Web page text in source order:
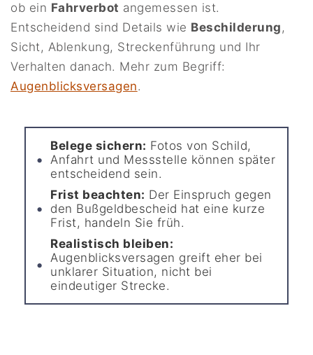
ob ein Fahrverbot angemessen ist.
Entscheidend sind Details wie Beschilderung,
Sicht, Ablenkung, Streckenführung und Ihr
Verhalten danach. Mehr zum Begriff:
Augenblicksversagen.
Belege sichern: Fotos von Schild,
Anfahrt und Messstelle können später
entscheidend sein.
Frist beachten: Der Einspruch gegen
den Bußgeldbescheid hat eine kurze
Frist, handeln Sie früh.
Realistisch bleiben:
Augenblicksversagen greift eher bei
unklarer Situation, nicht bei
eindeutiger Strecke.